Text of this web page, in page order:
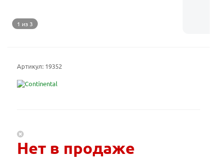
1 из 3
Артикул: 19352
Нет в продаже